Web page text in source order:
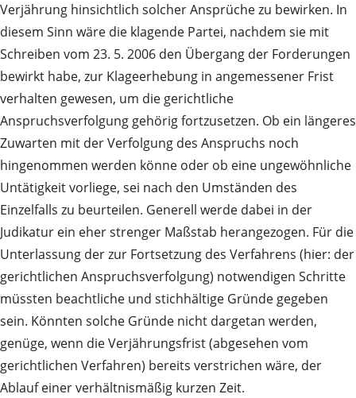
Verjährung hinsichtlich solcher Ansprüche zu bewirken. In
diesem Sinn wäre die klagende Partei, nachdem sie mit
Schreiben vom 23. 5. 2006 den Übergang der Forderungen
bewirkt habe, zur Klageerhebung in angemessener Frist
verhalten gewesen, um die gerichtliche
Anspruchsverfolgung gehörig fortzusetzen. Ob ein längeres
Zuwarten mit der Verfolgung des Anspruchs noch
hingenommen werden könne oder ob eine ungewöhnliche
Untätigkeit vorliege, sei nach den Umständen des
Einzelfalls zu beurteilen. Generell werde dabei in der
Judikatur ein eher strenger Maßstab herangezogen. Für die
Unterlassung der zur Fortsetzung des Verfahrens (hier: der
gerichtlichen Anspruchsverfolgung) notwendigen Schritte
müssten beachtliche und stichhältige Gründe gegeben
sein. Könnten solche Gründe nicht dargetan werden,
genüge, wenn die Verjährungsfrist (abgesehen vom
gerichtlichen Verfahren) bereits verstrichen wäre, der
Ablauf einer verhältnismäßig kurzen Zeit.